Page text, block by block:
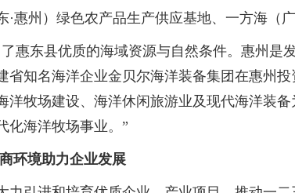
州）绿色农产品生产供应基地、一方海（广
东县优质的海域资源与自然条件。惠州是
省知名海洋企业金贝尔海洋装备集团在惠州
洋牧场建设、海洋休闲旅游业及现代海洋装
化海洋牧场事业。”
境助力企业发展